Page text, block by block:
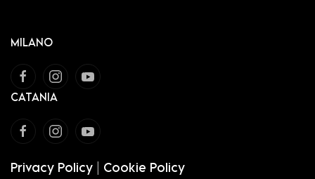
MILANO
CATANIA
Privacy Policy Cookie Policy